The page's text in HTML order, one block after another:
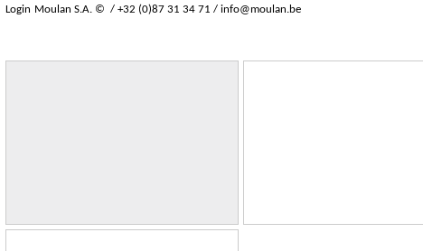
Login Moulan S.A. © / +32 (0)87 31 34 71 / info@moulan.be